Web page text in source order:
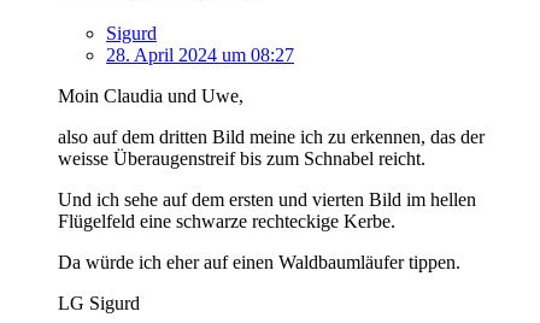
Sigurd
28. April 2024 um 08:27
Moin Claudia und Uwe,
also auf dem dritten Bild meine ich zu erkennen, das der
weisse Überaugenstreif bis zum Schnabel reicht.
Und ich sehe auf dem ersten und vierten Bild im hellen
Flügelfeld eine schwarze rechteckige Kerbe.
Da würde ich eher auf einen Waldbaumläufer tippen.
LG Sigurd